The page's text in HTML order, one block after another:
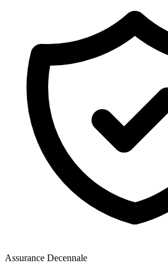
Assurance Decennale